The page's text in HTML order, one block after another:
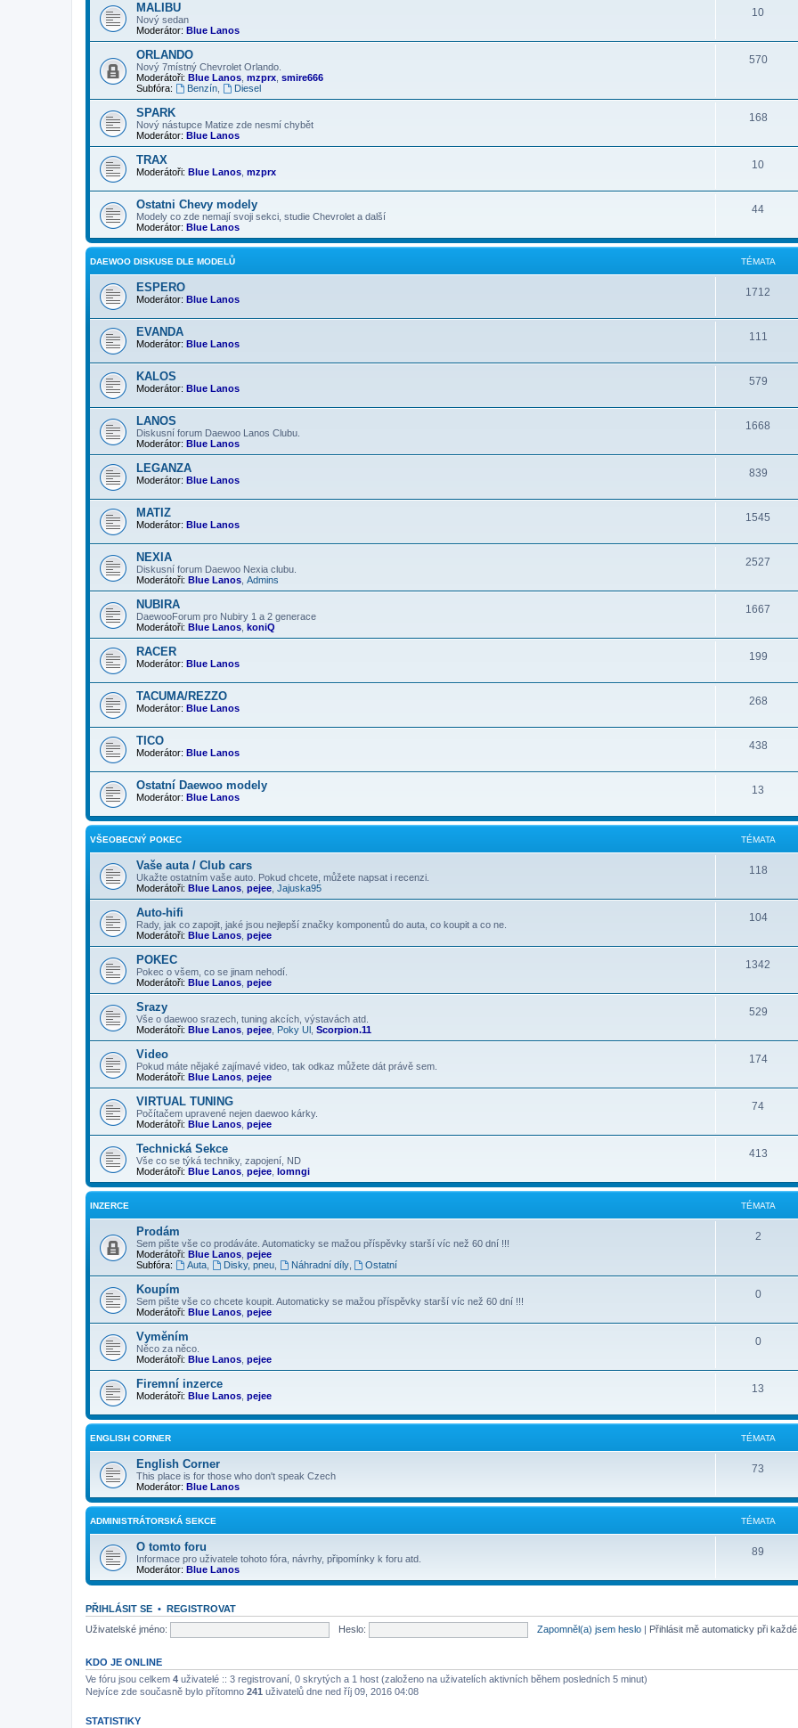
MALIBU
Nový sedan
Moderátor: Blue Lanos
10
ORLANDO
Nový 7místný Chevrolet Orlando.
Moderátoři: Blue Lanos mzprx smire666
Subfóra:
Benzín, Diesel
570
SPARK
Nový nástupce Matize zde nesmí chybět
Moderátor: Blue Lanos
168
TRAX
Moderátoři: Blue Lanos mzprx
10
Ostatni Chevy modely
Modely co zde nemají svoji sekci, studie Chevrolet a další
Moderátor: Blue Lanos
44
DAEWOO DISKUSE DLE MODELŮ TÉMATA
ESPERO
Moderátor: Blue Lanos
1712
EVANDA
Moderátor: Blue Lanos
111
KALOS
Moderátor: Blue Lanos
579
LANOS
Diskusní forum Daewoo Lanos Clubu.
Moderátor: Blue Lanos
1668
LEGANZA
Moderátor: Blue Lanos
839
MATIZ
Moderátor: Blue Lanos
1545
NEXIA
Diskusní forum Daewoo Nexia clubu.
Moderátoři: Blue Lanos Admins
2527
NUBIRA
DaewooForum pro Nubiry 1 a 2 generace
Moderátoři: Blue Lanos koniQ
1667
RACER
Moderátor: Blue Lanos
199
TACUMA/REZZO
Moderátor: Blue Lanos
268
TICO
Moderátor: Blue Lanos
438
Ostatní Daewoo modely
Moderátor: Blue Lanos
13
VŠEOBECNÝ POKEC TÉMATA
Vaše auta / Club cars
Ukažte ostatním vaše auto. Pokud chcete, můžete napsat i recenzi.
Moderátoři: Blue Lanos pejee Jajuska95
118
Auto-hifi
Rady, jak co zapojit, jaké jsou nejlepší značky komponentů do auta, co koupit a co ne.
Moderátoři: Blue Lanos pejee
104
POKEC
Pokec o všem, co se jinam nehodí.
Moderátoři: Blue Lanos pejee
1342
Srazy
Vše o daewoo srazech, tuning akcích, výstavách atd.
Moderátoři: Blue Lanos pejee Poky Ul Scorpion.11
529
Video
Pokud máte nějaké zajímavé video, tak odkaz můžete dát právě sem.
Moderátoři: Blue Lanos pejee
174
VIRTUAL TUNING
Počítačem upravené nejen daewoo kárky.
Moderátoři: Blue Lanos pejee
74
Technická Sekce
Vše co se týká techniky, zapojení, ND
Moderátoři: Blue Lanos pejee lomngi
413
INZERCE TÉMATA
Prodám
Sem pište vše co prodáváte. Automaticky se mažou příspěvky starší víc než 60 dní !!!
Moderátoři: Blue Lanos pejee
Subfóra:
Auta, Disky, pneu, Náhradní díly, Ostatní
2
Koupím
Sem pište vše co chcete koupit. Automaticky se mažou příspěvky starší víc než 60 dní !!!
Moderátoři: Blue Lanos pejee
0
Vyměním
Něco za něco.
Moderátoři: Blue Lanos pejee
0
Firemní inzerce
Moderátoři: Blue Lanos pejee
13
ENGLISH CORNER TÉMATA
English Corner
This place is for those who don't speak Czech
Moderátor: Blue Lanos
73
ADMINISTRÁTORSKÁ SEKCE TÉMATA
O tomto foru
Informace pro uživatele tohoto fóra, návrhy, připomínky k foru atd.
Moderátor: Blue Lanos
89
PŘIHLÁSIT SE • REGISTROVAT
Uživatelské jméno:
Heslo: Zapomněl(a) jsem heslo | Přihlásit mě automaticky při
KDO JE ONLINE
Ve fóru jsou celkem 4 uživatelé :: 3 registrovaní, 0 skrytých a 1 host (založeno na uživatelích aktivních během posledních 5 minut)
Nejvíce zde současně bylo přítomno 241 uživatelů dne ned říj 09, 2016 04:08
STATISTIKY